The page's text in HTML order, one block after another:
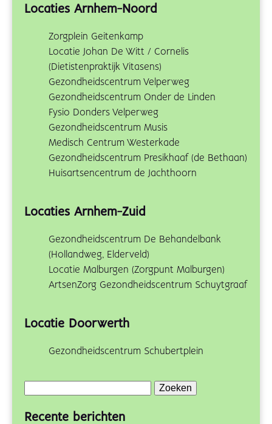
Locaties Arnhem-Noord
Zorgplein Geitenkamp
Locatie Johan De Witt / Cornelis
(Dietistenpraktijk Vitasens)
Gezondheidscentrum Velperweg
Gezondheidscentrum Onder de Linden
Fysio Donders Velperweg
Gezondheidscentrum Musis
Medisch Centrum Westerkade
Gezondheidscentrum Presikhaaf (de Bethaan)
Huisartsencentrum de Jachthoorn
Locaties Arnhem-Zuid
Gezondheidscentrum De Behandelbank
(Hollandweg, Elderveld)
Locatie Malburgen (Zorgpunt Malburgen)
ArtsenZorg Gezondheidscentrum Schuytgraaf
Locatie Doorwerth
Gezondheidscentrum Schubertplein
Recente berichten